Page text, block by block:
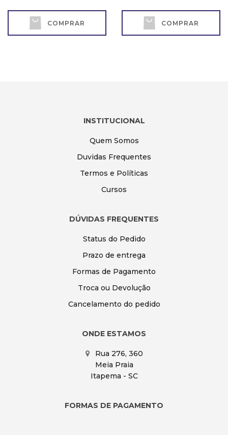
COMPRAR COMPRAR
INSTITUCIONAL
Quem Somos
Duvidas Frequentes
Termos e Políticas
Cursos
DÚVIDAS FREQUENTES
Status do Pedido
Prazo de entrega
Formas de Pagamento
Troca ou Devolução
Cancelamento do pedido
ONDE ESTAMOS
Rua 276, 360
Meia Praia
Itapema - SC
FORMAS DE PAGAMENTO